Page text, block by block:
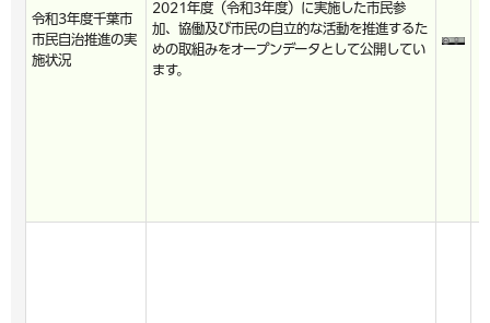
令和3年度千葉市
市民自治推進の実
施状況
2021年度（令和3年度）に実施した市民参
加、協働及び市民の自立的な活動を推進するた
めの取組みをオープンデータとして公開してい
ます。